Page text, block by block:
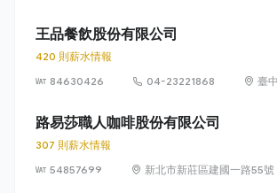
王品餐飲股份有限公司
420 則薪水情報
84630426
04-23221868
臺
路易莎職人咖啡股份有限公司
307 則薪水情報
54857699
新北市新莊區建國一路55號